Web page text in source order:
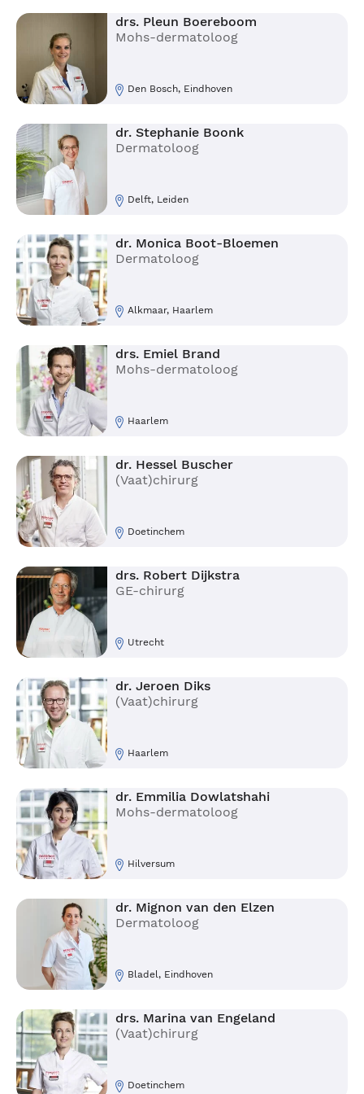
drs. Pleun Boereboom
Mohs-dermatoloog
Den Bosch, Eindhoven
dr. Stephanie Boonk
Dermatoloog
Delft, Leiden
dr. Monica Boot-Bloemen
Dermatoloog
Alkmaar, Haarlem
drs. Emiel Brand
Mohs-dermatoloog
Haarlem
dr. Hessel Buscher
(Vaat)chirurg
Doetinchem
drs. Robert Dijkstra
GE-chirurg
Utrecht
dr. Jeroen Diks
(Vaat)chirurg
Haarlem
dr. Emmilia Dowlatshahi
Mohs-dermatoloog
Hilversum
dr. Mignon van den Elzen
Dermatoloog
Bladel, Eindhoven
drs. Marina van Engeland
(Vaat)chirurg
Doetinchem